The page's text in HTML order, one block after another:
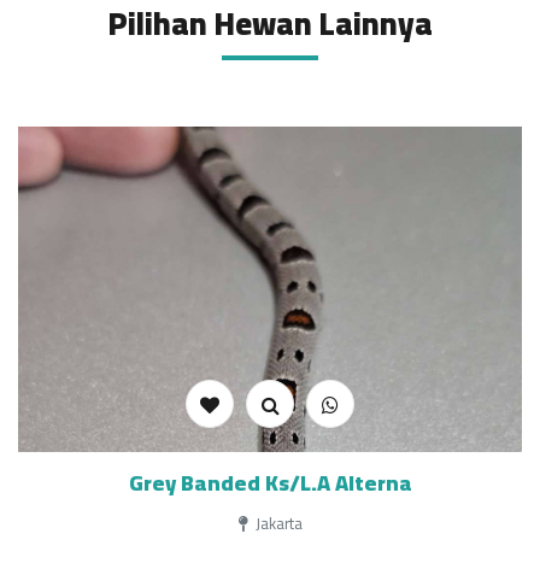
Pilihan Hewan Lainnya
Grey Banded Ks/L.A Alterna
Jakarta